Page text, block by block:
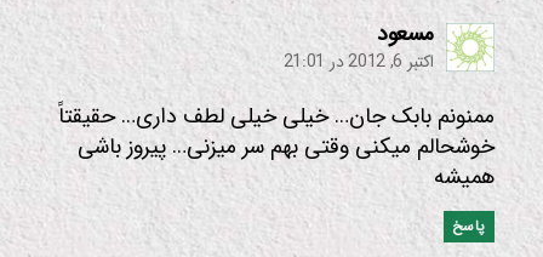
مسعود:
اکتبر 6, 2012 در 21:01
ممنونم بابک جان… خیلی خیلی لطف داری… حقیقتاً
خوشحالم میکنی وقتی بهم سر میزنی… پیروز باشی
همیشه
پاسخ